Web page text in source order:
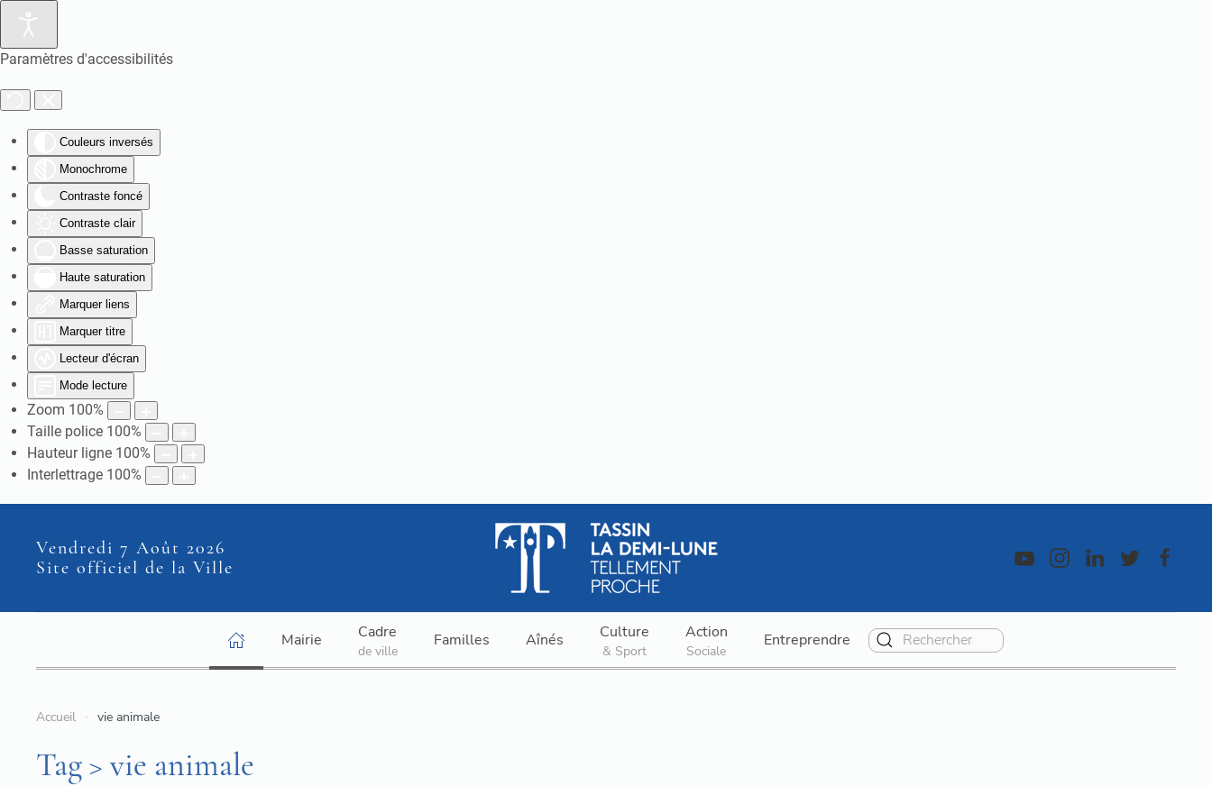
Paramètres d'accessibilités
Couleurs inversés
Monochrome
Contraste foncé
Contraste clair
Basse saturation
Haute saturation
Marquer liens
Marquer titre
Lecteur d'écran
Mode lecture
Zoom 100%
Taille police 100%
Hauteur ligne 100%
Interlettrage 100%
Vendredi 7 Août 2026
Site officiel de la Ville
Mairie Cadre
de ville
Familles Aînés Culture
& Sport
Action
Sociale
Entreprendre
Accueil vie animale
Tag > vie animale